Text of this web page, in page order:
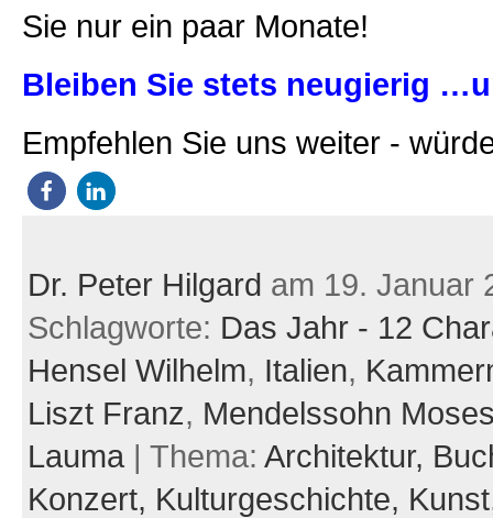
Sie nur ein paar Monate!
Bleiben Sie stets neugierig
Empfehlen Sie uns weiter -
Dr. Peter Hilgard am 19. Januar
Schlagworte: Das Jahr - 12
Hensel Wilhelm, Italien,
Liszt Franz, Mendelssohn
Lauma| Thema: Architektur,
Konzert, Kulturgeschichte,